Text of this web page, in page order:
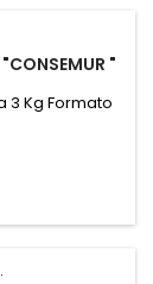
"
3 Kg Formato